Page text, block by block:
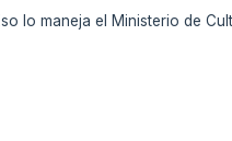
lo maneja el Ministerio de